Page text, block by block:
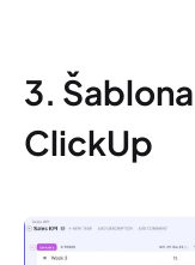
3.
ClickUp